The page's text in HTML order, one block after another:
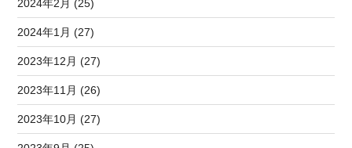
2024年2月 (25)
2024年1月 (27)
2023年12月 (27)
2023年11月 (26)
2023年10月 (27)